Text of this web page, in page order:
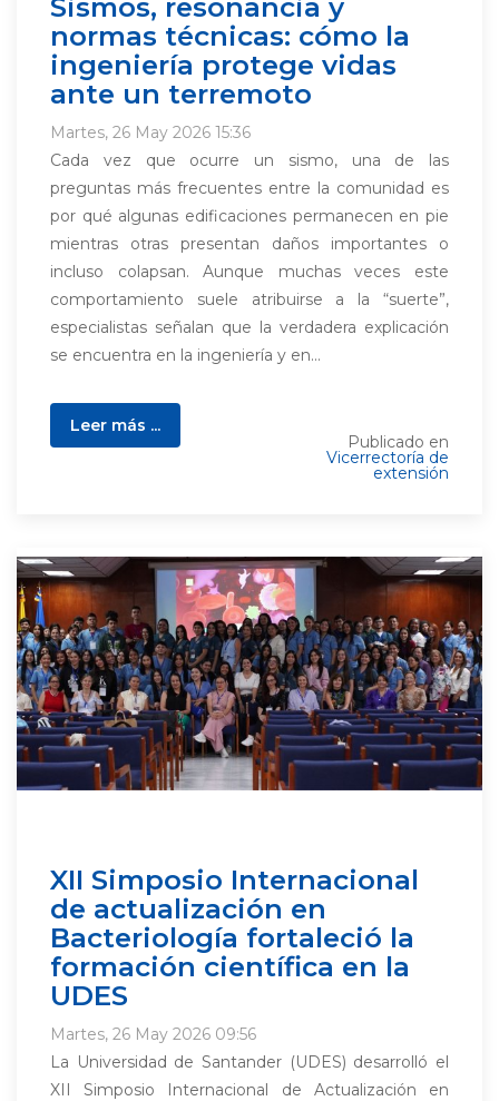
Sismos, resonancia y
normas técnicas: cómo la
ingeniería protege vidas
ante un terremoto
Martes, 26 May 2026 15:36
Cada vez que ocurre un sismo, una de las
preguntas más frecuentes entre la comunidad es
por qué algunas edificaciones permanecen en pie
mientras otras presentan daños importantes o
incluso colapsan. Aunque muchas veces este
comportamiento suele atribuirse a la “suerte”,
especialistas señalan que la verdadera explicación
se encuentra en la ingeniería y en...
Leer más ...
Publicado en
Vicerrectoría de
extensión
XII Simposio Internacional
de actualización en
Bacteriología fortaleció la
formación científica en la
UDES
Martes, 26 May 2026 09:56
La Universidad de Santander (UDES) desarrolló el
XII Simposio Internacional de Actualización en